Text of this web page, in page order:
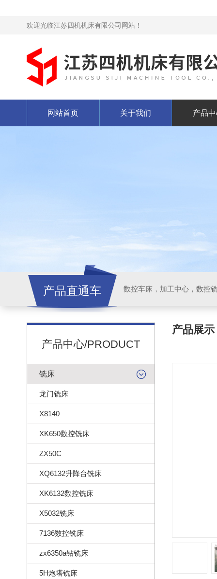
欢迎光临江苏四机机床有限公司网站！
网站首页 关于我们 产品
产品直通车
产品中心/PRODUCT
铣床
龙门铣床
X8140
XK650数控铣床
ZX50C
XQ6132升降台铣床
XK6132数控铣床
X5032铣床
7136数控铣床
zx6350a钻铣床
5H炮塔铣床
产品展示